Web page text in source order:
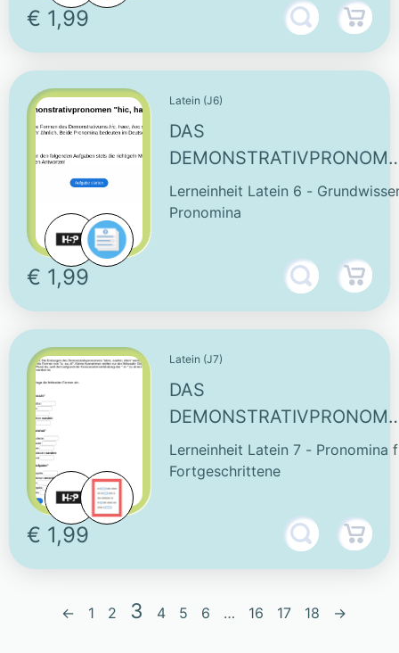
€ 1,99
Latein (J6)
DAS
"HIC, HAEC, HOC" -
INTERAKTIVE AUFGABE
Lerneinheit Latein 6 -
Pronomina
€ 1,99
Latein (J7)
DAS
"IDEM, EADEM, IDEM" -
INTERAKTIVE AUFGABE
Lerneinheit Latein 7 - Pronomina
Fortgeschrittene
€ 1,99
← 1 2 3 4 5 6 … 16 17 18 →